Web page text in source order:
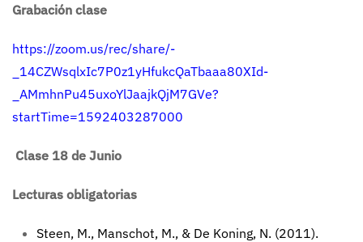
Grabación clase
https://zoom.us/rec/share/-
_14CZWsqlxIc7P0z1yHfukcQaTbaaa80XId-
_AMmhnPu45uxoYlJaajkQjM7GVe?
startTime=1592403287000
Clase 18 de Junio
Lecturas obligatorias
Steen, M., Manschot, M., & De Koning, N. (2011).